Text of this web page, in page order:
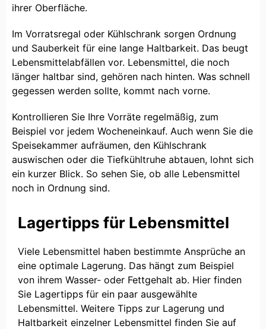
ihrer Oberfläche.
Im Vorratsregal oder Kühlschrank sorgen Ordnung
und Sauberkeit für eine lange Haltbarkeit. Das beugt
Lebensmittelabfällen vor. Lebensmittel, die noch
länger haltbar sind, gehören nach hinten. Was schnell
gegessen werden sollte, kommt nach vorne.
Kontrollieren Sie Ihre Vorräte regelmäßig, zum
Beispiel vor jedem Wocheneinkauf. Auch wenn Sie die
Speisekammer aufräumen, den Kühlschrank
auswischen oder die Tiefkühltruhe abtauen, lohnt sich
ein kurzer Blick. So sehen Sie, ob alle Lebensmittel
noch in Ordnung sind.
Lagertipps für Lebensmittel
Viele Lebensmittel haben bestimmte Ansprüche an
eine optimale Lagerung. Das hängt zum Beispiel
von ihrem Wasser- oder Fettgehalt ab. Hier finden
Sie Lagertipps für ein paar ausgewählte
Lebensmittel. Weitere Tipps zur Lagerung und
Haltbarkeit einzelner Lebensmittel finden Sie auf